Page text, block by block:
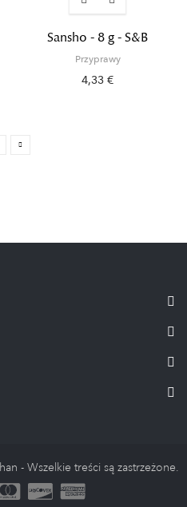
Sansho - 8 g - S&B
Przyprawy
4,33 €
- Wszelkie treści są zastrzeżone.